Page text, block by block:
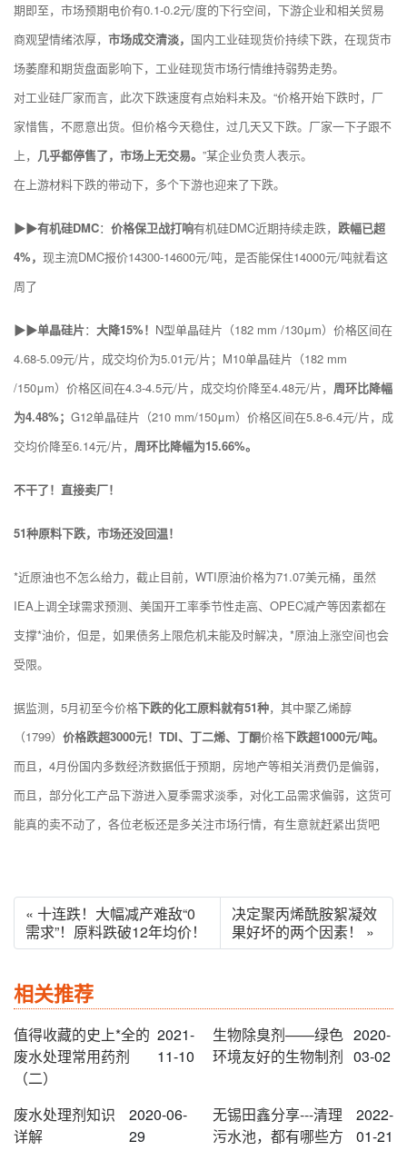
期即至，市场预期电价有0.1-0.2元/度的下行空间，下游企业和相关贸易
商观望情绪浓厚， 市场成交清淡， 国内工业硅现货价持续下跌，在现货市
场萎靡和期货盘面影响下，工业硅现货市场行情维持弱势走势。
对工业硅厂家而言，此次下跌速度有点始料未及。“价格开始下跌时，厂
家惜售，不愿意出货。但价格今天稳住，过几天又下跌。厂家一下子跟不
上， 几乎都停售了，市场上无交易。 ”某企业负责人表示。
在上游材料下跌的带动下，多个下游也迎来了下跌。
▶▶有机硅DMC： 价格保卫战打响有机硅DMC近期持续走跌， 跌幅已超
4%， 现主流DMC报价14300-14600元/吨，是否能保住14000元/吨就看这
周了
▶▶单晶硅片： 大降15%！ N型单晶硅片（182 mm /130μm）价格区间在
4.68-5.09元/片，成交均价为5.01元/片；M10单晶硅片（182 mm
/150μm）价格区间在4.3-4.5元/片，成交均价降至4.48元/片， 周环比降幅
为4.48%； G12单晶硅片（210 mm/150μm）价格区间在5.8-6.4元/片，成
交均价降至6.14元/片， 周环比降幅为15.66%。
不干了！直接卖厂！
51种原料下跌，市场还没回温！
*近原油也不怎么给力，截止目前，WTI原油价格为71.07美元桶，虽然
IEA上调全球需求预测、美国开工率季节性走高、OPEC减产等因素都在
支撑*油价，但是，如果债务上限危机未能及时解决，*原油上涨空间也会
受限。
据监测，5月初至今价格下跌的化工原料就有51种，其中聚乙烯醇
（1799） 价格跌超3000元！TDI、丁二烯、丁酮价格下跌超1000元/吨。
而且，4月份国内多数经济数据低于预期，房地产等相关消费仍是偏弱，
而且，部分化工产品下游进入夏季需求淡季，对化工品需求偏弱，这货可
能真的卖不动了，各位老板还是多关注市场行情，有生意就赶紧出货吧
« 十连跌！大幅减产难敌“0
需求”！原料跌破12年均价！
决定聚丙烯酰胺絮凝效
果好坏的两个因素！ »
相关推荐
值得收藏的史上*全的
废水处理常用药剂
（二）
2021-
11-10
生物除臭剂——绿色
环境友好的生物制剂
2020-
03-02
废水处理剂知识
详解
2020-06-
29
无锡田鑫分享---清理
污水池，都有哪些方
2022-
01-21